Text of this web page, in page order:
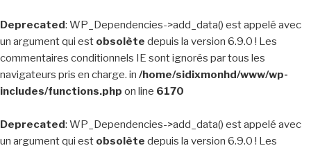
Deprecated: WP_Dependencies->add_data() est appelé avec
un argument qui est obsolète depuis la version 6.9.0 ! Les
commentaires conditionnels IE sont ignorés par tous les
navigateurs pris en charge. in /home/sidixmonhd/www/wp-
includes/functions.php on line 6170
Deprecated: WP_Dependencies->add_data() est appelé avec
un argument qui est obsolète depuis la version 6.9.0 ! Les